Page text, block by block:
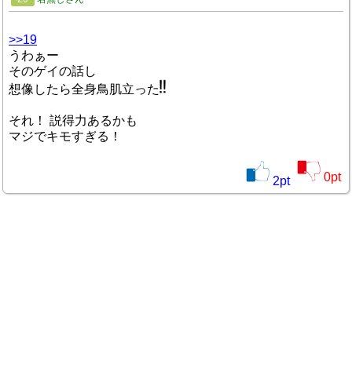
>>19
うわぁー
そのゲイの話し
想像したら全身鳥肌立った
それ！ 説得力あるかも
マジでキモすぎる！
2pt 0pt